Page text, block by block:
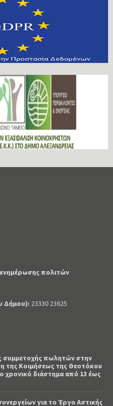
πολιτών
Δήμου): 23330 23625
συμμετοχής πωλητών στην
της Κοιμήσεως της Θεοτόκου
χρονικό διάστημα από 13 έως
για το Έργο Αστικής